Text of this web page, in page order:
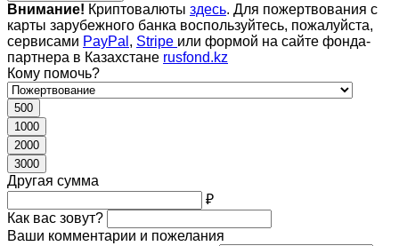
Внимание! Криптовалюты здесь. Для пожертвования с
карты зарубежного банка воспользуйтесь, пожалуйста,
сервисами PayPal , Stripe или формой на сайте фонда-
партнера в Казахстане rusfond.kz
Кому помочь?
500
1000
2000
3000
Другая сумма
₽
Как вас зовут?
Ваши комментарии и пожелания